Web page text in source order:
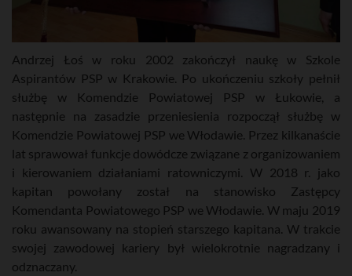
Andrzej Łoś w roku 2002 zakończył naukę w Szkole
Aspirantów PSP w Krakowie. Po ukończeniu szkoły pełnił
służbę w Komendzie Powiatowej PSP w Łukowie, a
następnie na zasadzie przeniesienia rozpoczął służbę w
Komendzie Powiatowej PSP we Włodawie. Przez kilkanaście
lat sprawował funkcje dowódcze związane z organizowaniem
i kierowaniem działaniami ratowniczymi. W 2018 r. jako
kapitan powołany został na stanowisko Zastępcy
Komendanta Powiatowego PSP we Włodawie. W maju 2019
roku awansowany na stopień starszego kapitana. W trakcie
swojej zawodowej kariery był wielokrotnie nagradzany i
odznaczany.